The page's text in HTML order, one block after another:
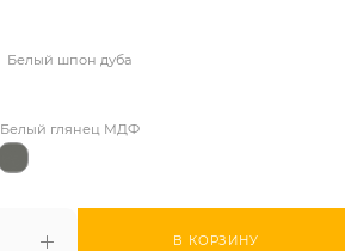
В КОРЗИНУ
Белый шпон дуба
Белый глянец МДФ